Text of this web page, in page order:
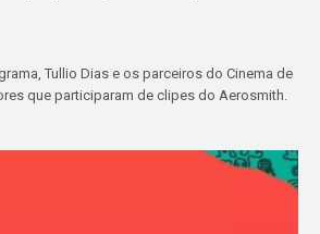
Tullio Dias e os parceiros do Cinema de
que participaram de clipes do Aerosmith.